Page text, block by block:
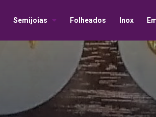
Semijoias Folheados Inox